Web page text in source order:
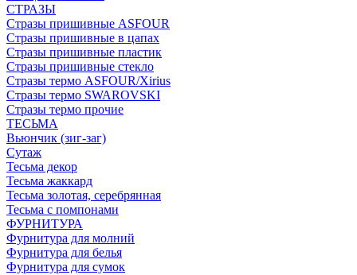
СТРАЗЫ
Стразы пришивные ASFOUR
Стразы пришивные в цапах
Стразы пришивные пластик
Стразы пришивные стекло
Стразы термо ASFOUR/Xirius
Стразы термо SWAROVSKI
Стразы термо прочие
ТЕСЬМА
Вьюнчик (зиг-заг)
Сутаж
Тесьма декор
Тесьма жаккард
Тесьма золотая, серебрянная
Тесьма с помпонами
ФУРНИТУРА
Фурнитура для молний
Фурнитура для белья
Фурнитура для сумок